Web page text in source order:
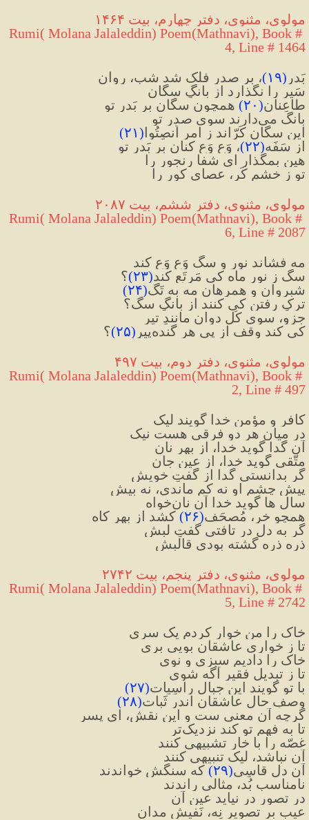
مولوی، مثنوی، دفتر چهارم، بیت ۱۴۶۴
Rumi( Molana Jalaleddin) Poem(Mathnavi), Book #
4, Line # 1464
بَدر (۱۹)، بر صدرِ فلک شد شب، روان
سَیر را نگذارد از بانگِ سگان
طاعِنان(۲۰) همچون سگان بر بَدرِ تو
بانگ می‌دارند سوی صدرِ تو
این سگان کَرّاند ز امرِ اَنصِتُوا (۲۱)
از سَفَه(۲۲)، وَع وَع کنان بر بَدرِ تو
هین بمگذار ای شفا رنجور را
تو ز خشمِ کَر، عصای کور را
مولوی، مثنوی، دفتر ششم، بیت ۲۰۸۷
Rumi( Molana Jalaleddin) Poem(Mathnavi), Book #
6, Line # 2087
مه فشاند نور و سگ وَع وَع کند
سگ ز نورِ ماه کی مَرتَع کند(۲۳)؟
شبروان و همرهانِ مه به تَگ(۲۴)
ترکِ رفتن کی کنند از بانگِ سگ؟
جزو، سوی کُل دوان مانندِ تیر
کی کند وقف از پی هر گَنده‌پیر
(۲۵)؟
مولوی، مثنوی، دفتر دوم، بیت ۴۹۷
Rumi( Molana Jalaleddin) Poem(Mathnavi), Book #
2, Line # 497
کافر و مؤمن خدا گویند لیک
در میانِ هر دو فرقی هست نیک
آن گدا گوید خدا، از بهرِ نان
متّقی گوید خدا، از عینِ جان
گر بدانستی گدا از گفتِ خویش
پیشِ چشم او نه کم ماندی، نه بیش
سال ها گوید خدا آن نان‌خواه
همچو خر، مُصحَف(۲۶) کشد از بهرِ کاه
گر به دل در تافتی گفتِ لبش
ذره ذره گشته بودی قالبش
مولوی، مثنوی، دفتر پنجم، بیت ۲۷۴۲
Rumi( Molana Jalaleddin) Poem(Mathnavi), Book #
5, Line # 2742
خاک را من خوار کردم یک سری
تا ز خواری عاشقان بویی بری
خاک را دادیم سبزی و نوی
تا ز تبدیلِ فقیر آگه شوی
با تو گویند این جِبالِ راسِیات(۲۷)
وصفِ حالِ عاشقان اندر ثَبات(۲۸)
گرچه آن معنی ست و این نقش، ای پسر
تا به فهمِ تو کند نزدیک‌تر
غصّه را با خار تشبیهی کنند
آن نباشد، لیک تنبیهی کنند
آن دلِ قاسِی(۲۹) که سنگش خواندند
نامناسب بُد، مثالی راندند
در تصور در نیاید عینِ آن
عیب بر تصویر نِه، نَفیش مدان